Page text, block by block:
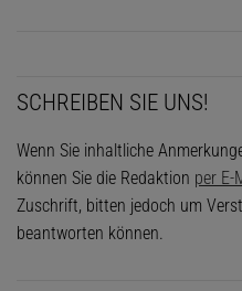
SCHREIBEN SIE UNS!
Wenn Sie inhaltliche
können Sie die Redaktion per E-
Zuschrift, bitten jedoch um
beantworten können.